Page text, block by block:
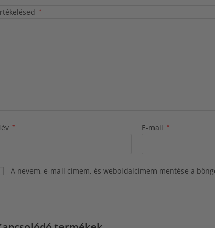
*
* E-mail *
A nevem, e-mail címem, és weboldalcímem mentése a